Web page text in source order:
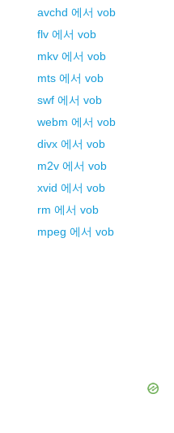
avchd 에서 vob
flv 에서 vob
mkv 에서 vob
mts 에서 vob
swf 에서 vob
webm 에서 vob
divx 에서 vob
m2v 에서 vob
xvid 에서 vob
rm 에서 vob
mpeg 에서 vob